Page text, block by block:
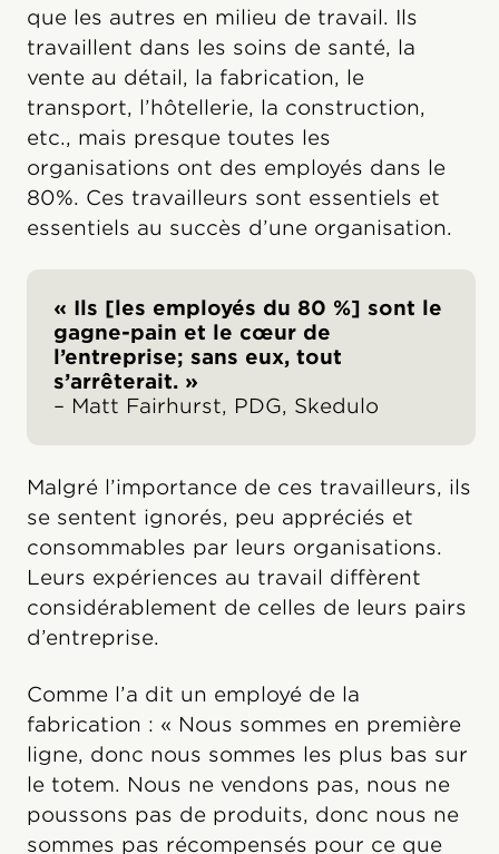
que les autres en milieu de travail. Ils
travaillent dans les soins de santé, la
vente au détail, la fabrication, le
transport, l’hôtellerie, la construction,
etc., mais presque toutes les
organisations ont des employés dans le
80%. Ces travailleurs sont essentiels et
essentiels au succès d’une organisation.
« Ils [les employés du 80 %] sont le
gagne-pain et le cœur de
l’entreprise; sans eux, tout
s’arrêterait. »
– Matt Fairhurst, PDG, Skedulo
Malgré l’importance de ces travailleurs, ils
se sentent ignorés, peu appréciés et
consommables par leurs organisations.
Leurs expériences au travail diffèrent
considérablement de celles de leurs pairs
d’entreprise.
Comme l’a dit un employé de la
fabrication : « Nous sommes en première
ligne, donc nous sommes les plus bas sur
le totem. Nous ne vendons pas, nous ne
poussons pas de produits, donc nous ne
sommes pas récompensés pour ce que